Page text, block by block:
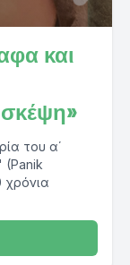
και
του α΄
(Panik
χρόνια